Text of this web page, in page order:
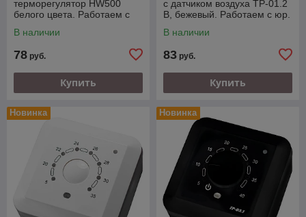
терморегулятор HW500
белого цвета. Работаем с
В наличии
78 руб.
Купить
с датчиком воздуха ТР-01.2
В, бежевый. Работаем с юр.
В наличии
83 руб.
Купить
Новинка Новинка